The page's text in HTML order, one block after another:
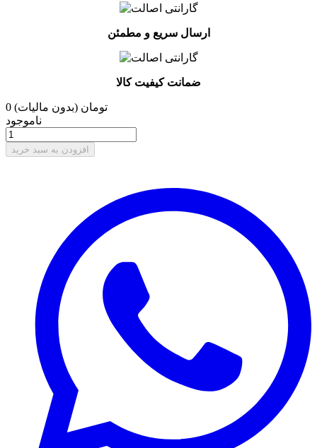
ارسال سریع و مطمئن
ضمانت کیفیت کالا
0 تومان (بدون مالیات)
ناموجود
افزودن به سبد خرید